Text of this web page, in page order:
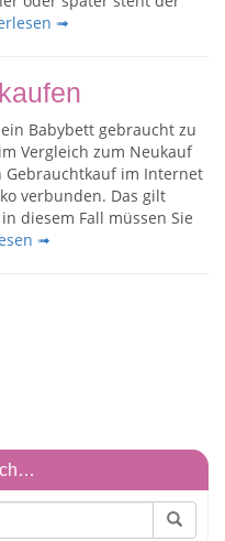
➟
Babybett gebraucht zu
Vergleich zum Neukauf
Gebrauchtkauf im Internet
verbunden. Das gilt
diesem Fall müssen Sie
➟